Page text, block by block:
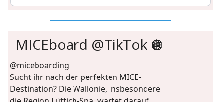
MICEboard @TikTok 🪩
@miceboarding
Sucht ihr nach der perfekten MICE-
Destination? Die Wallonie, insbesondere